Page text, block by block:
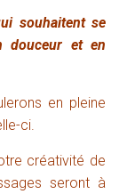
souhaitent se
douceur et en
en pleine
ci.
créativité de
seront à